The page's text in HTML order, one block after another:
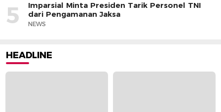
5
Imparsial Minta Presiden Tarik Personel TNI
dari Pengamanan Jaksa
NEWS
HEADLINE